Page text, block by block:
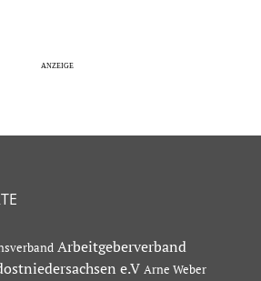
Arbeitgeberverband
e.V Arne Weber